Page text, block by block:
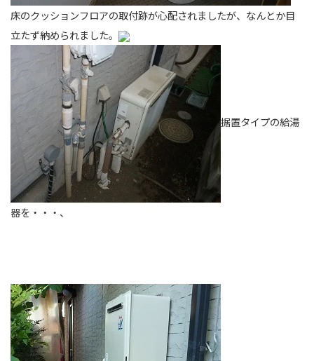
床のクッションフロアの取付跡が心配されましたが、なんとか目
立たず納められました。
据置タイプの給湯
器を・・・、